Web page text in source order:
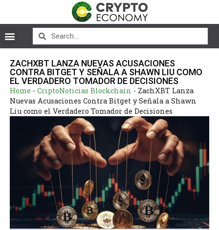
ZACHXBT LANZA NUEVAS ACUSACIONES
CONTRA BITGET Y SEÑALA A SHAWN LIU COMO
EL VERDADERO TOMADOR DE DECISIONES
Home - CriptoNoticias Blockchain - ZachXBT Lanza
Nuevas Acusaciones Contra Bitget y Señala a Shawn
Liu como el Verdadero Tomador de Decisiones